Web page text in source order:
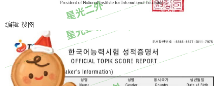
编辑 搜图